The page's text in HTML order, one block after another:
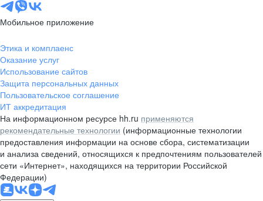
Мобильное приложение
Этика и комплаенс
Оказание услуг
Использование сайтов
Защита персональных данных
Пользовательское соглашение
ИТ аккредитация
На информационном ресурсе hh.ru применяются
рекомендательные технологии (информационные технологии
предоставления информации на основе сбора, систематизации
и анализа сведений, относящихся к предпочтениям пользователей
сети «Интернет», находящихся на территории Российской
Федерации)